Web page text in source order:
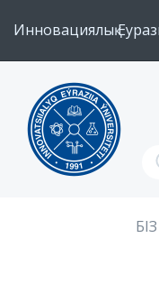
Инновациялық